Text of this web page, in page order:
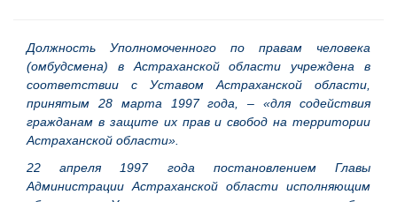
Должность Уполномоченного по правам человека
(омбудсмена) в Астраханской области учреждена в
соответствии с Уставом Астраханской области,
принятым 28 марта 1997 года, – «для содействия
гражданам в защите их прав и свобод на территории
Астраханской области».
22 апреля 1997 года постановлением Главы
Администрации Астраханской области исполняющим